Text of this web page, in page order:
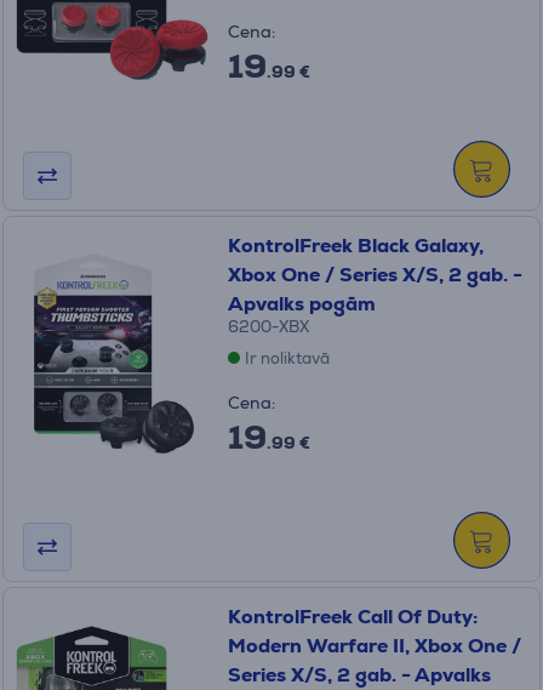
Cena:
19.99 €
KontrolFreek Black Galaxy,
Xbox One / Series X/S, 2 gab. -
Apvalks pogām
6200-XBX
Ir noliktavā
Cena:
19.99 €
KontrolFreek Call Of Duty:
Modern Warfare II, Xbox One /
Series X/S, 2 gab. - Apvalks